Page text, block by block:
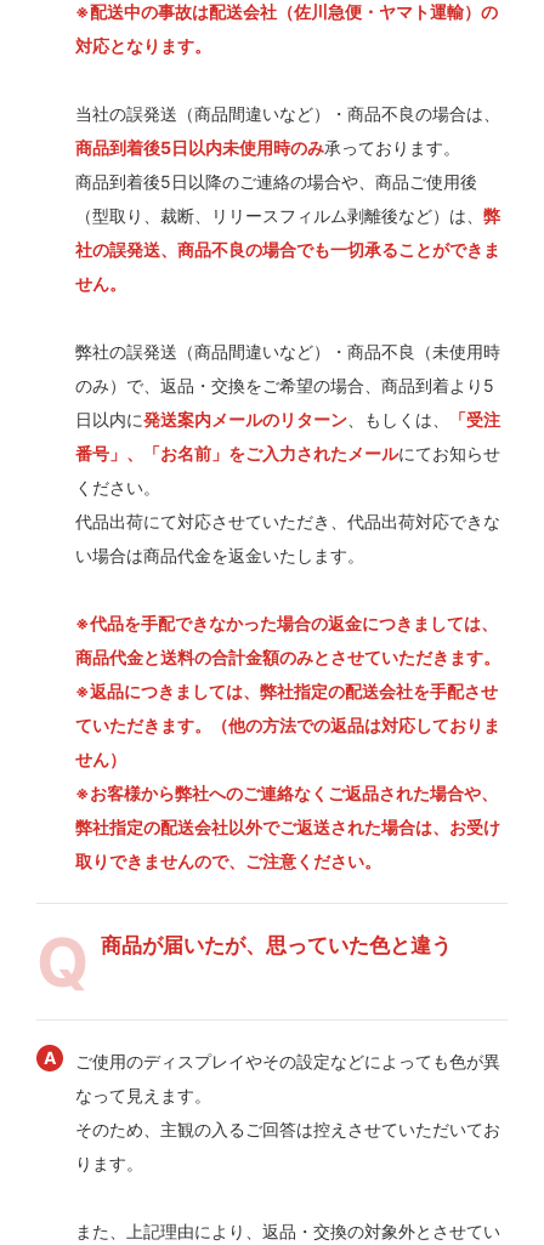
※配送中の事故は配送会社（佐川急便・ヤマト運輸）の
対応となります。
当社の誤発送（商品間違いなど）・商品不良の場合は、
商品到着後5日以内未使用時のみ承っております。
商品到着後5日以降のご連絡の場合や、商品ご使用後
（型取り、裁断、リリースフィルム剥離後など）は、 弊
社の誤発送、商品不良の場合でも一切承ることができま
せん。
弊社の誤発送（商品間違いなど）・商品不良（未使用時
のみ）で、返品・交換をご希望の場合、商品到着より5
日以内に発送案内メールのリターン 、もしくは、
「受注
番号」、「お名前」をご入力されたメールにてお知らせ
ください。
代品出荷にて対応させていただき、代品出荷対応できな
い場合は商品代金を返金いたします。
※代品を手配できなかった場合の返金につきましては、
商品代金と送料の合計金額のみとさせていただきます。
※返品につきましては、弊社指定の配送会社を手配させ
ていただきます。（他の方法での返品は対応しておりま
せん）
※お客様から弊社へのご連絡なくご返品された場合や、
弊社指定の配送会社以外でご返送された場合は、お受け
取りできませんので、ご注意ください。
商品が届いたが、思っていた色と違う
ご使用のディスプレイやその設定などによっても色が異
なって見えます。
そのため、主観の入るご回答は控えさせていただいてお
ります。
また、上記理由により、返品・交換の対象外とさせてい